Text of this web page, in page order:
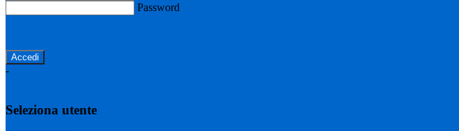
Password
-
Seleziona utente